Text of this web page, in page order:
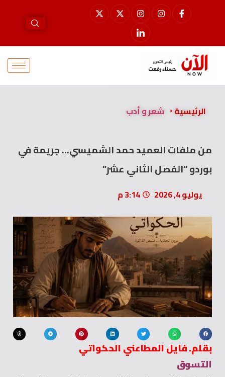
الرئيسية شعر و أدب
من ملفات العميد حمد الشميسي… جريمة في
بوردو “الفصل الثاني عشر”
يوليو 4, 2026 3:14 م
بقلم. فايل المطاعني الحكواتي
التسوق